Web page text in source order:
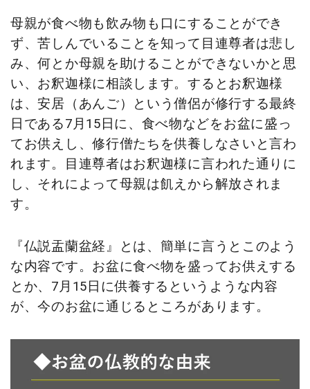
母親が食べ物も飲み物も口にすることができ
ず、苦しんでいることを知って目連尊者は悲し
み、何とか母親を助けることができないかと思
い、お釈迦様に相談します。するとお釈迦様
は、安居（あんご）という僧侶が修行する最終
日である7月15日に、食べ物などをお盆に盛っ
てお供えし、修行僧たちを供養しなさいと言わ
れます。目連尊者はお釈迦様に言われた通りに
し、それによって母親は飢えから解放されま
す。
『仏説盂蘭盆経』とは、簡単に言うとこのよう
な内容です。お盆に食べ物を盛ってお供えする
とか、7月15日に供養するというような内容
が、今のお盆に通じるところがあります。